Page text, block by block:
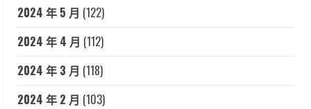
2024 年 5 月 (122)
2024 年 4 月 (112)
2024 年 3 月 (118)
2024 年 2 月 (103)